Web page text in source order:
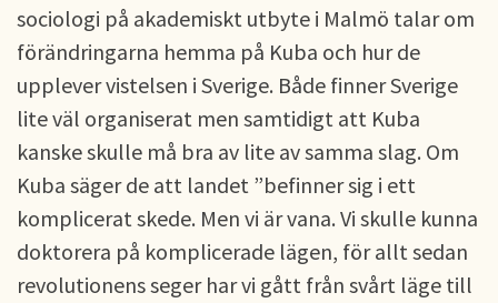
sociologi på akademiskt utbyte i Malmö talar om
förändringarna hemma på Kuba och hur de
upplever vistelsen i Sverige. Både finner Sverige
lite väl organiserat men samtidigt att Kuba
kanske skulle må bra av lite av samma slag. Om
Kuba säger de att landet ”befinner sig i ett
komplicerat skede. Men vi är vana. Vi skulle kunna
doktorera på komplicerade lägen, för allt sedan
revolutionens seger har vi gått från svårt läge till